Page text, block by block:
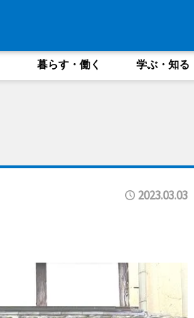
暮らす・働く 学ぶ・知る
2023.03.03